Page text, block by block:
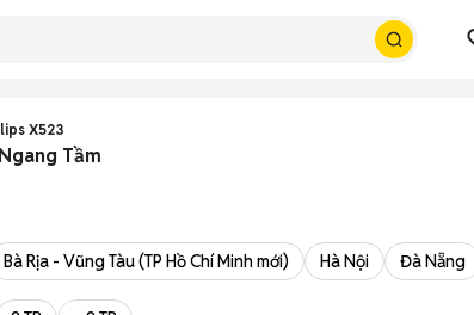
X523
Tầm
Bà Rịa - Vũng Tàu (TP Hồ Chí Minh mới) Hà Nội Đà Nẵng